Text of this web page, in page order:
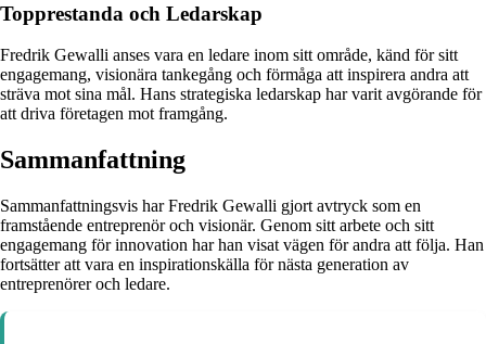
Topprestanda och Ledarskap
Fredrik Gewalli anses vara en ledare inom sitt område, känd för sitt
engagemang, visionära tankegång och förmåga att inspirera andra att
sträva mot sina mål. Hans strategiska ledarskap har varit avgörande för
att driva företagen mot framgång.
Sammanfattning
Sammanfattningsvis har Fredrik Gewalli gjort avtryck som en
framstående entreprenör och visionär. Genom sitt arbete och sitt
engagemang för innovation har han visat vägen för andra att följa. Han
fortsätter att vara en inspirationskälla för nästa generation av
entreprenörer och ledare.